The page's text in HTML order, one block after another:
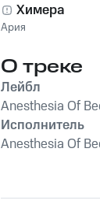
Химера
Ария
О треке
Лейбл
Anesthesia Of
Исполнитель
Anesthesia Of